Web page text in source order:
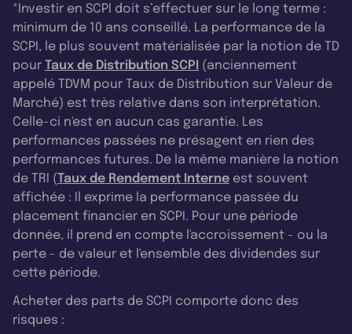
*Investir en SCPI doit s’effectuer sur le long terme :
minimum de 10 ans conseillé. La performance de la
SCPI, le plus souvent matérialisée par la notion de TD
pour Taux de Distribution SCPI (anciennement
appelé TDVM pour Taux de Distribution sur Valeur de
Marché) est très relative dans son interprétation.
Celle-ci n'est en aucun cas garantie. Les
performances passées ne présagent en rien des
performances futures. De la même manière la notion
de TRI (Taux de Rendement Interne est souvent
affichée : Il exprime la performance passée du
placement financier en SCPI. Pour une période
donnée, il prend en compte l'accroissement - ou la
perte - de valeur et l'ensemble des dividendes sur
cette période.
Acheter des parts de SCPI comporte donc des
risques :